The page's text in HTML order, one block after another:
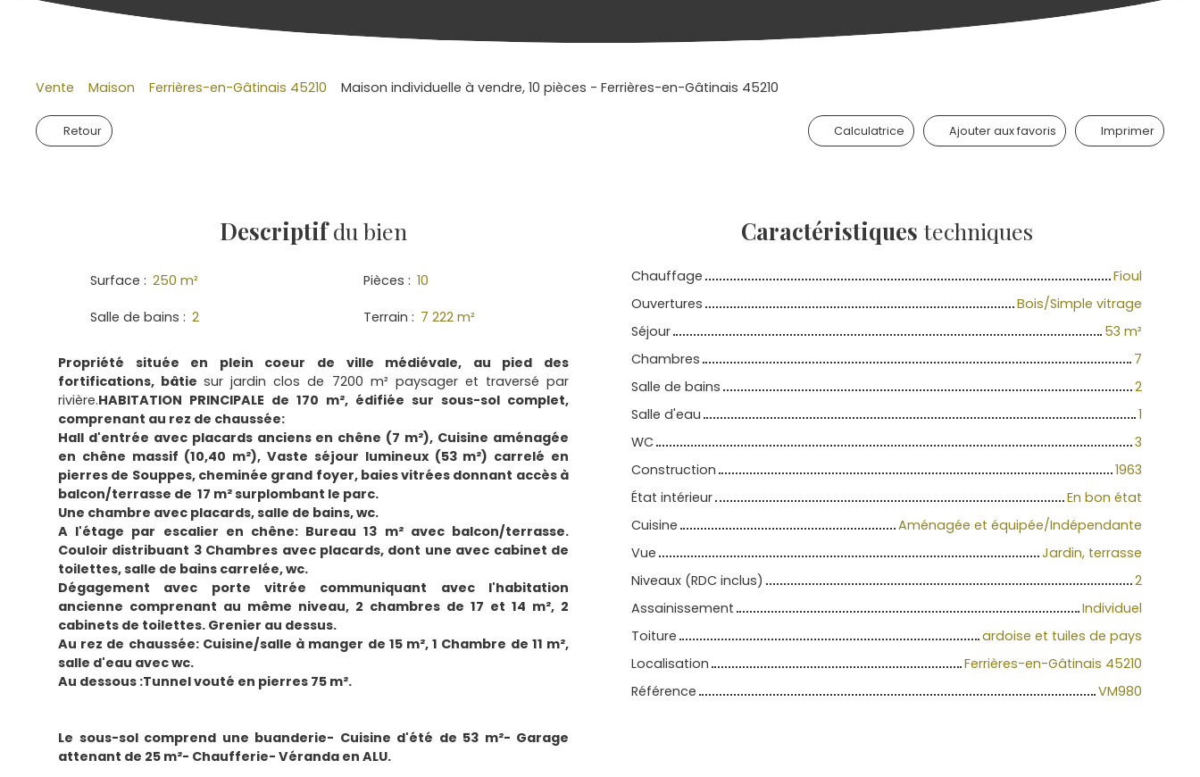
Vente Maison Ferrières-en-Gâtinais 45210 Maison individuelle à vendre, 10 pièces - Ferrières-en-Gâtinais 45210
Retour Calculatrice Ajouter aux favoris Imprimer
Descriptifdu bien
Surface : 250 m² Pièces : 10
Salle de bains : 2 Terrain : 7 222 m²
Propriété située en plein coeur de ville médiévale, au pied des
fortifications, bâtiesur jardin clos de 7200 m² paysager et traversé par
rivière.HABITATION PRINCIPALE de 170 m², édifiée sur sous-sol complet,
comprenant au rez de chaussée:
Hall d'entrée avec placards anciens en chêne (7 m²), Cuisine aménagée
en chêne massif (10,40 m²), Vaste séjour lumineux (53 m²) carrelé en
pierres de Souppes, cheminée grand foyer, baies vitrées donnant accès à
balcon/terrasse de 17 m² surplombant le parc.
Une chambre avec placards, salle de bains, wc.
A l'étage par escalier en chêne: Bureau 13 m² avec balcon/terrasse.
Couloir distribuant 3 Chambres avec placards, dont une avec cabinet de
toilettes, salle de bains carrelée, wc.
Dégagement avec porte vitrée communiquant avec l'habitation
ancienne comprenant au même niveau, 2 chambres de 17 et 14 m², 2
cabinets de toilettes. Grenier au dessus.
Au rez de chaussée: Cuisine/salle à manger de 15 m², 1 Chambre de 11 m²,
salle d'eau avec wc.
Au dessous :Tunnel vouté en pierres 75 m².
Le sous-sol comprend une buanderie- Cuisine d'été de 53 m²- Garage
attenant de 25 m²- Chaufferie- Véranda en ALU.
Caractéristiques techniques
Chauffage
Fioul
Ouvertures
Bois/Simple vitrage
Séjour
53 m²
Chambres
7
Salle de bains
2
Salle d'eau
1
WC
3
Construction
1963
État intérieur
En bon état
Cuisine
Aménagée et équipée/Indépendante
Vue
Jardin, terrasse
Niveaux (RDC inclus)
2
Assainissement
Individuel
Toiture
ardoise et tuiles de pays
Localisation
Ferrières-en-Gâtinais 45210
Référence
VM980